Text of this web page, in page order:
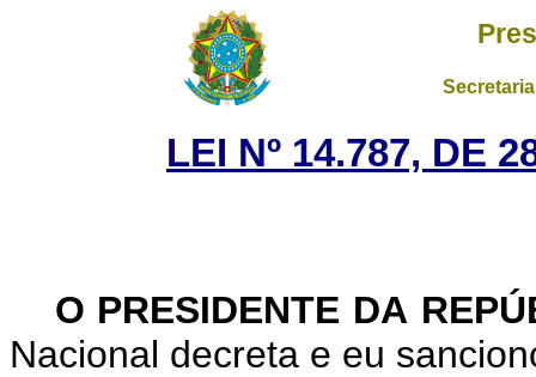
LEI Nº 14.787, DE
O PRESIDENTE DA
Nacional decreta e eu